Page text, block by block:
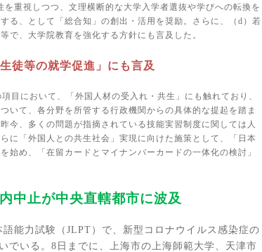
を重視しつつ、文理横断的な大学入学者選抜や学びへの転換を
る、として「総合知」の創出・活用を奨励。さらに、（ d ）若
で、大学院教育を強化する方針にも言及した。
徒等の就学促進」にも言及
目において、「外国人材の受入れ・共生」にも触れており、
いて、各分野を所管する行政機関からの具体的な提起を踏ま
今、多くの問題が指摘されている技能実習制度に関しては人
に「外国人との共生社会」実現に向けた施策として、「日本
始め、「在留カードとマイナンバーカードの一体化の検討」
中止が中央直轄都市に波及
能力試験（ JLPT ）で、新型コロナウイルス感染症の
でいる。 8 日までに、上海市の上海師範大学、天津市